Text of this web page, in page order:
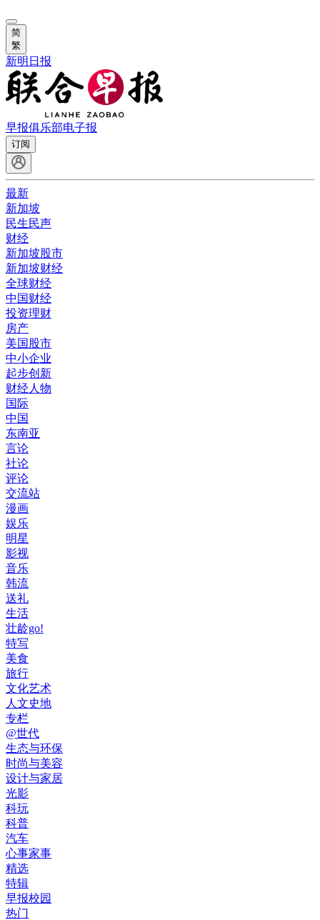
简
繁
新明日报
早报俱乐部电子报
订阅
最新
新加坡
民生民声
财经
新加坡股市
新加坡财经
全球财经
中国财经
投资理财
房产
美国股市
中小企业
起步创新
财经人物
国际
中国
东南亚
言论
社论
评论
交流站
漫画
娱乐
明星
影视
音乐
韩流
送礼
生活
壮龄go!
特写
美食
旅行
文化艺术
人文史地
专栏
@世代
生态与环保
时尚与美容
设计与家居
光影
科玩
科普
汽车
心事家事
精选
特辑
早报校园
热门